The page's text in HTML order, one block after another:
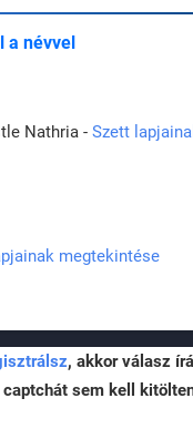
a névvel
Nathria - Szett
megtekintése
, akkor válasz
sem kell